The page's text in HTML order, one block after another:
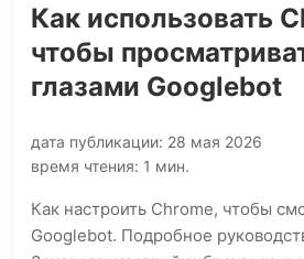
Как использовать
чтобы
глазами Googlebot
дата публикации: 28 мая 2026
время чтения: 1 мин.
Как настроить Chrome, чтобы
Googlebot. Подробное